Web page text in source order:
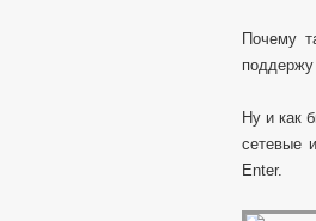
Почему
Ну и как
сетевые
Enter.